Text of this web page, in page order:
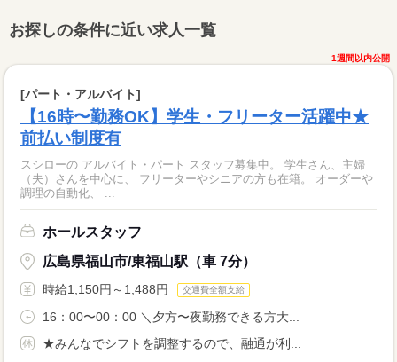
お探しの条件に近い求人一覧
1週間以内公開
[パート・アルバイト]
【16時〜勤務OK】学生・フリーター活躍中★
前払い制度有
スシローの アルバイト・パート スタッフ募集中。 学生さん、主婦
（夫）さんを中心に、 フリーターやシニアの方も在籍。 オーダーや
調理の自動化、 ...
ホールスタッフ
広島県福山市/東福山駅（車 7分）
時給1,150円～1,488円 交通費全額支給
16：00〜00：00 ＼夕方〜夜勤務できる方大...
★みんなでシフトを調整するので、融通が利...